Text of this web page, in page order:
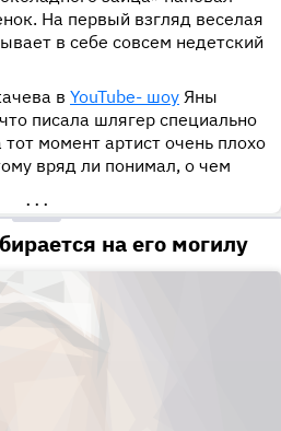
На первый взгляд веселая
в себе совсем недетский
в YouTube- шоу Яны
писала шлягер специально
момент артист очень плохо
вряд ли понимал, о чем
•••
на его могилу